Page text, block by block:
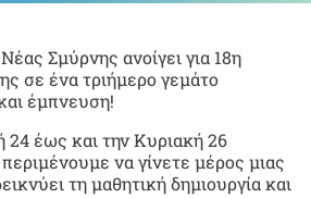
Σμύρνης ανοίγει για 18η
σε ένα τριήμερο γεμάτο
έμπνευση!
έως και την Κυριακή 26
να γίνετε μέρος μιας
τη μαθητική δημιουργία και